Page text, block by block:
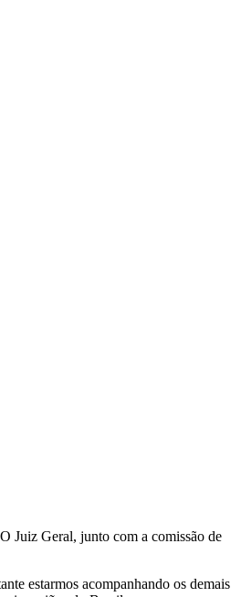
Juiz Geral, junto com a comissão de
estarmos acompanhando os demais